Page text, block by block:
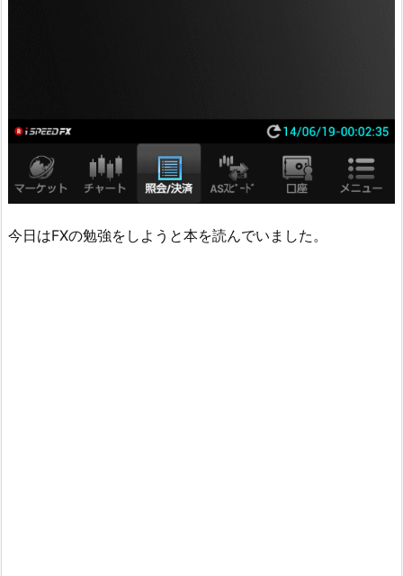
今日はFXの勉強をしようと本を読んでいました。